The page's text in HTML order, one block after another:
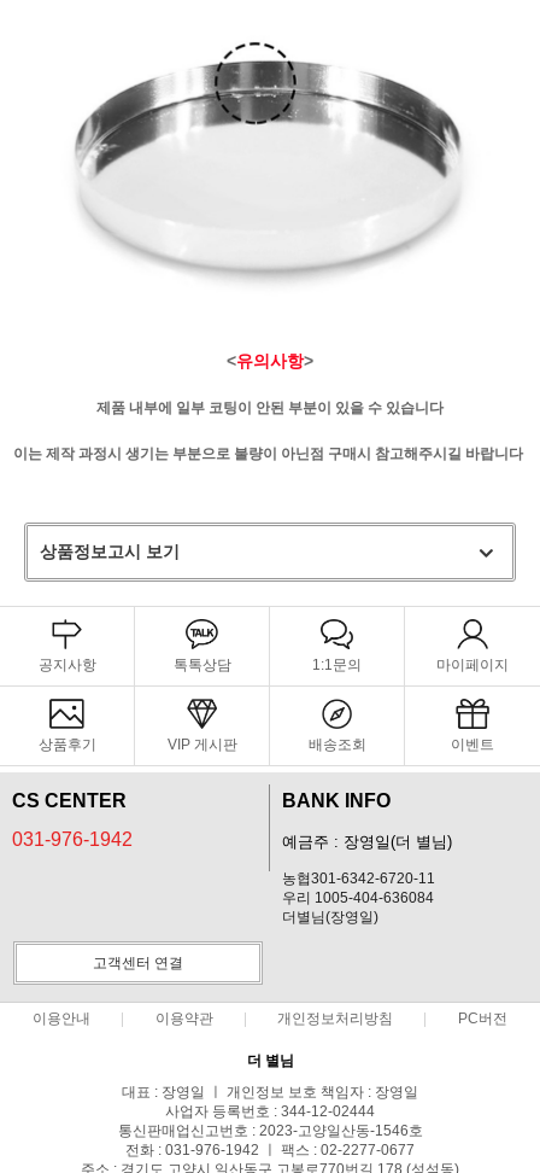
<유의사항>
제품 내부에 일부 코팅이 안된 부분이 있을 수 있습니다
이는 제작 과정시 생기는 부분으로 불량이 아닌점 구매시 참고해주시길 바랍니다
상품정보고시 보기
공지사항 톡톡상담 1:1문의 마이페이지
상품후기 VIP 게시판 배송조회 이벤트
CS CENTER
031-976-1942
BANK INFO
예금주 : 장영일(더 별님)
농협301-6342-6720-11
우리 1005-404-636084
더별님(장영일)
고객센터 연결
이용안내 이용약관 개인정보처리방침 PC버전
더 별님
대표 : 장영일 ㅣ 개인정보 보호 책임자 : 장영일
사업자 등록번호 : 344-12-02444
통신판매업신고번호 : 2023-고양일산동-1546호
전화 : 031-976-1942 ㅣ 팩스 : 02-2277-0677
주소 : 경기도 고양시 일산동구 고봉로770번길 178 (성석동)